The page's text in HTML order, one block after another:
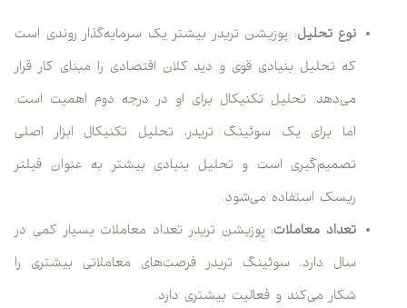
نوع تحلیل: پوزیشن تریدر بیشتر یک سرمایه‌گذار روندی است
که تحلیل بنیادی قوی و دید کلان اقتصادی را مبنای کار قرار
می‌دهد. تحلیل تکنیکال برای او در درجه دوم اهمیت است.
اما برای یک سوئینگ تریدر، تحلیل تکنیکال ابزار اصلی
تصمیم‌گیری است و تحلیل بنیادی بیشتر به عنوان فیلتر
ریسک استفاده می‌شود.
تعداد معاملات: پوزیشن تریدر تعداد معاملات بسیار کمی در
سال دارد. سوئینگ تریدر فرصت‌های معاملاتی بیشتری را
شکار می‌کند و فعالیت بیشتری دارد.